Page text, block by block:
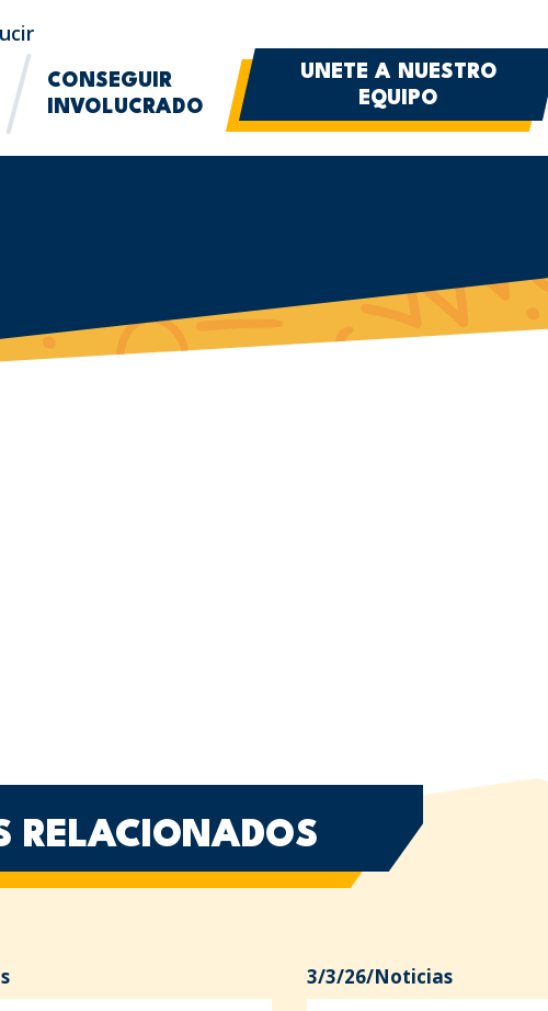
CONSEGUIR
INVOLUCRADO
UNETE A NUESTRO
EQUIPO
RELACIONADOS
3/3/26/Noticias